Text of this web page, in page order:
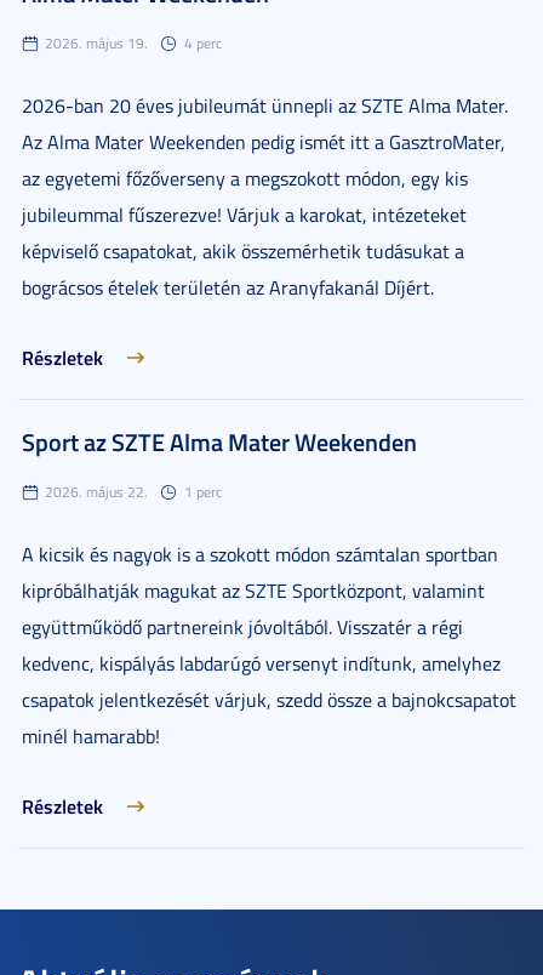
2026. május 19. 4 perc
2026-ban 20 éves jubileumát ünnepli az SZTE Alma Mater.
Az Alma Mater Weekenden pedig ismét itt a GasztroMater,
az egyetemi főzőverseny a megszokott módon, egy kis
jubileummal fűszerezve! Várjuk a karokat, intézeteket
képviselő csapatokat, akik összemérhetik tudásukat a
bográcsos ételek területén az Aranyfakanál Díjért.
Részletek
Sport az SZTE Alma Mater Weekenden
2026. május 22. 1 perc
A kicsik és nagyok is a szokott módon számtalan sportban
kipróbálhatják magukat az SZTE Sportközpont, valamint
együttműködő partnereink jóvoltából. Visszatér a régi
kedvenc, kispályás labdarúgó versenyt indítunk, amelyhez
csapatok jelentkezését várjuk, szedd össze a bajnokcsapatot
minél hamarabb!
Részletek